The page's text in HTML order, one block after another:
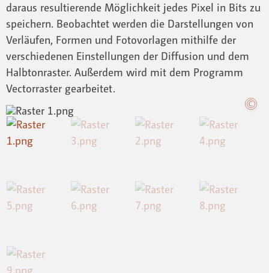
daraus resultierende Möglichkeit jedes Pixel in Bits zu
speichern. Beobachtet werden die Darstellungen von
Verläufen, Formen und Fotovorlagen mithilfe der
verschiedenen Einstellungen der Diffusion und dem
Halbtonraster. Außerdem wird mit dem Programm
Vectorraster gearbeitet.